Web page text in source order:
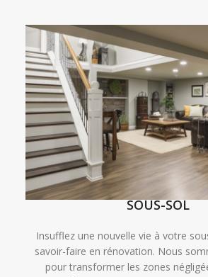
SOUS-SOL
Insufflez une nouvelle vie à votre
savoir-faire en rénovation. Nous
pour transformer les zones